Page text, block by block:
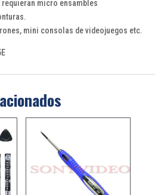
micro ensambles
mini consolas de videojuegos etc.